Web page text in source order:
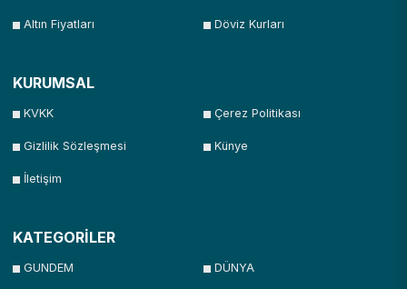
Altın Fiyatları Döviz Kurları
KURUMSAL
KVKK Çerez Politikası
Gizlilik Sözleşmesi Künye
İletişim
KATEGORİLER
GUNDEM DÜNYA